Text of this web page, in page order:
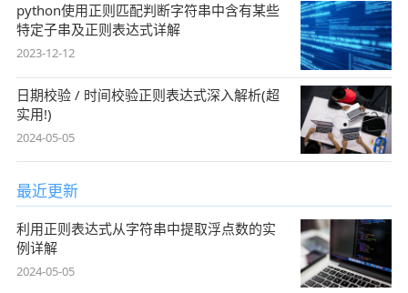
python使用正则匹配判断字符串中含有某些
特定子串及正则表达式详解
2023-12-12
日期校验 / 时间校验正则表达式深入解析(超
实用!)
2024-05-05
最近更新
利用正则表达式从字符串中提取浮点数的实
例详解
2024-05-05